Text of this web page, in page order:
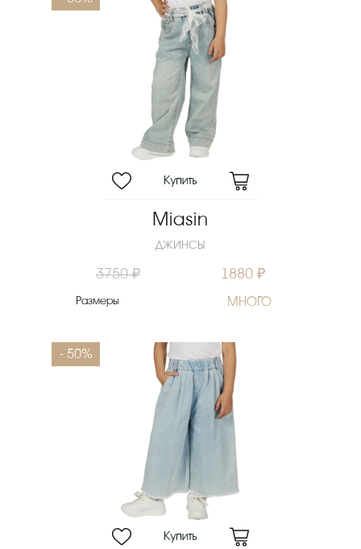
Miasin
ДЖИНСЫ
3750 ₽ 1880 ₽
Размеры МНОГО
- 50%